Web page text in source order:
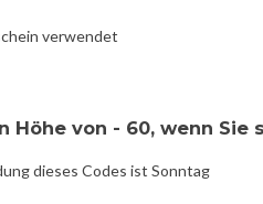
verwendet
Höhe von - 60, wenn
dieses Codes ist Sonntag